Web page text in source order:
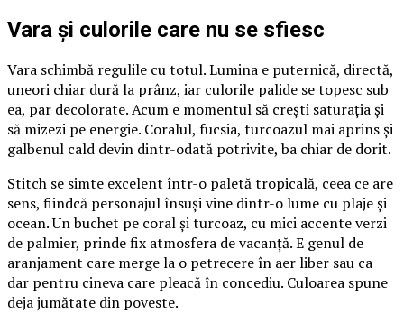
Vara și culorile care nu se sfiesc
Vara schimbă regulile cu totul. Lumina e puternică, directă,
uneori chiar dură la prânz, iar culorile palide se topesc sub
ea, par decolorate. Acum e momentul să crești saturația și
să mizezi pe energie. Coralul, fucsia, turcoazul mai aprins și
galbenul cald devin dintr-odată potrivite, ba chiar de dorit.
Stitch se simte excelent într-o paletă tropicală, ceea ce are
sens, fiindcă personajul însuși vine dintr-o lume cu plaje și
ocean. Un buchet pe coral și turcoaz, cu mici accente verzi
de palmier, prinde fix atmosfera de vacanță. E genul de
aranjament care merge la o petrecere în aer liber sau ca
dar pentru cineva care pleacă în concediu. Culoarea spune
deja jumătate din poveste.